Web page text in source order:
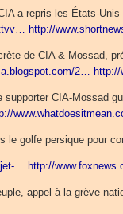
a repris les États-Unis
http://
de CIA & Mossad,
2… http://
CIA-Mossad
le golfe persique pour
… http://
appel à la grève